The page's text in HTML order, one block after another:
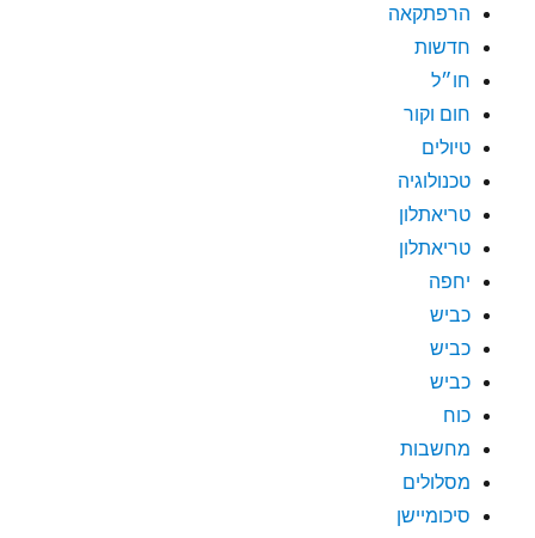
הרפתקאה
חדשות
חו״ל
חום וקור
טיולים
טכנולוגיה
טריאתלון
טריאתלון
יחפה
כביש
כביש
כביש
כוח
מחשבות
מסלולים
סיכומיישן